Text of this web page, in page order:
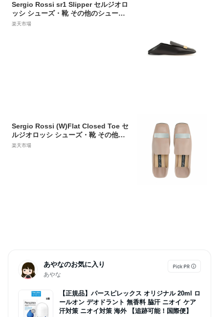
Sergio Rossi sr1 Slipper セルジオロ
ッシ シューズ・靴 その他のシュー
ズ・靴 ブラック【送料無料】
楽天市場
Sergio Rossi (W)Flat Closed Toe セ
ルジオロッシ シューズ・靴 その他の
シューズ・靴 ベージュ【送料無料】
楽天市場
あやなのお気に入り
あやな
【正規品】パースピレックス オリジナル 20ml ロ
ールオン デオドラント 無香料 脇汗 ニオイ ケア
汗対策 ニオイ対策 海外 【追跡可能！国際便】